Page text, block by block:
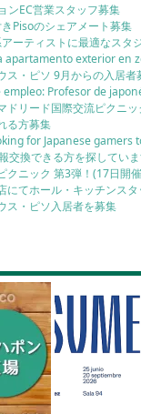
ンEC営業スタッフ募集
Pisoのシェアメート募集
ーティストに最適なスタ
apartamento exterior en
ス・ピソ 9月からの入居者
empleo: Profesor de
ドリード国際交流ピクニ
る方募集
for Japanese gamers
交換できる方を探してい
クニック 第3弾！(17日開
にてホール・キッチンス
ス・ピソ入居者を募集